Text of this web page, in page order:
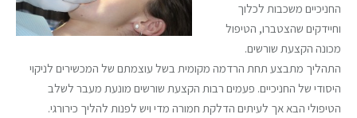
החניכיים משכבות לכלוך
וחיידקים שהצטברו, הטיפול
מכונה הקצעת שורשים.
התהליך מתבצע תחת הרדמה מקומית בשל עוצמתם של המכשירים לניקוי
היסודי של החניכיים. פעמים רבות הקצעת שורשים מונעת מעבר לשלב
הטיפולי הבא אך לעיתים הדלקת חמורה מדי ויש לפנות להליך כירורגי.